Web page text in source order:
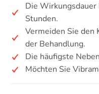
Die
Stunden.
Vermeiden Sie den
der Behandlung.
Die häufigste
Möchten Sie